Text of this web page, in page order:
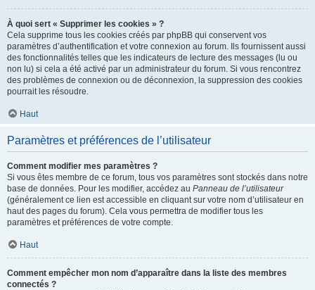
À quoi sert « Supprimer les cookies » ?
Cela supprime tous les cookies créés par phpBB qui conservent vos
paramètres d’authentification et votre connexion au forum. Ils fournissent aussi
des fonctionnalités telles que les indicateurs de lecture des messages (lu ou
non lu) si cela a été activé par un administrateur du forum. Si vous rencontrez
des problèmes de connexion ou de déconnexion, la suppression des cookies
pourrait les résoudre.
Haut
Paramètres et préférences de l’utilisateur
Comment modifier mes paramètres ?
Si vous êtes membre de ce forum, tous vos paramètres sont stockés dans notre
base de données. Pour les modifier, accédez au Panneau de l’utilisateur
(généralement ce lien est accessible en cliquant sur votre nom d’utilisateur en
haut des pages du forum). Cela vous permettra de modifier tous les
paramètres et préférences de votre compte.
Haut
Comment empêcher mon nom d’apparaître dans la liste des membres
connectés ?